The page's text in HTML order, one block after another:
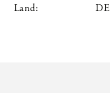
Land:
DE